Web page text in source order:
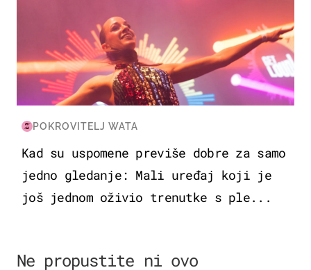
POKROVITELJ WATA
Kad su uspomene previše dobre za samo
jedno gledanje: Mali uređaj koji je
još jednom oživio trenutke s ple...
Ne propustite ni ovo